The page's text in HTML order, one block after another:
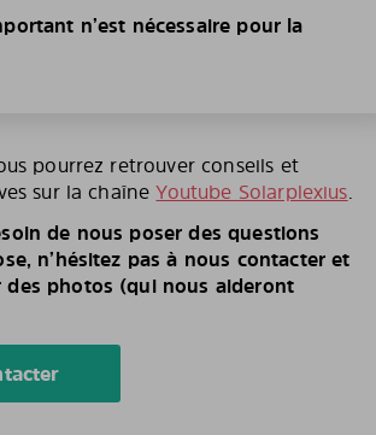
n’est nécessaire pour la
pourrez retrouver conseils et
sur la chaîneYoutube Solarplexius.
de nous poser des questions
n’hésitez pas à nous contacter et
des photos (qui nous aideront